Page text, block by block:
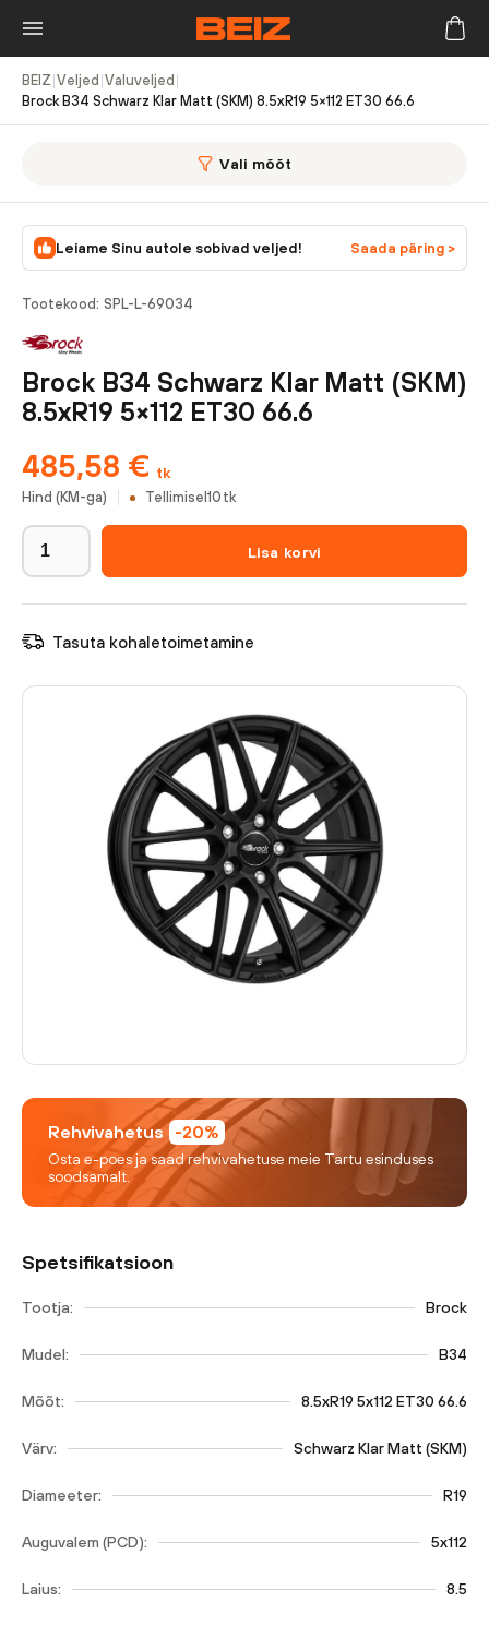
BEIZ Veljed Valuveljed
Brock B34 Schwarz Klar Matt (SKM) 8.5xR19 5×112 ET30 66.6
Vali mõõt
Rehvivahetus -20%
Osta e-poes ja saad rehvivahetuse meie Tartu esinduses
soodsamalt.
Spetsifikatsioon
Tootja: Brock
Mudel: B34
Mõõt: 8.5xR19 5x112 ET30 66.6
Värv: Schwarz Klar Matt (SKM)
Diameeter: R19
Auguvalem (PCD): 5x112
Laius: 8.5
Tootekood: SPL-L-69034
Brock B34 Schwarz Klar Matt (SKM)
8.5xR19 5×112 ET30 66.6
485,58 € tk
Hind (KM-ga) Tellimisel 10 tk
Lisa korvi
Tasuta kohaletoimetamine
Leiame Sinu autole sobivad veljed! Saada päring >